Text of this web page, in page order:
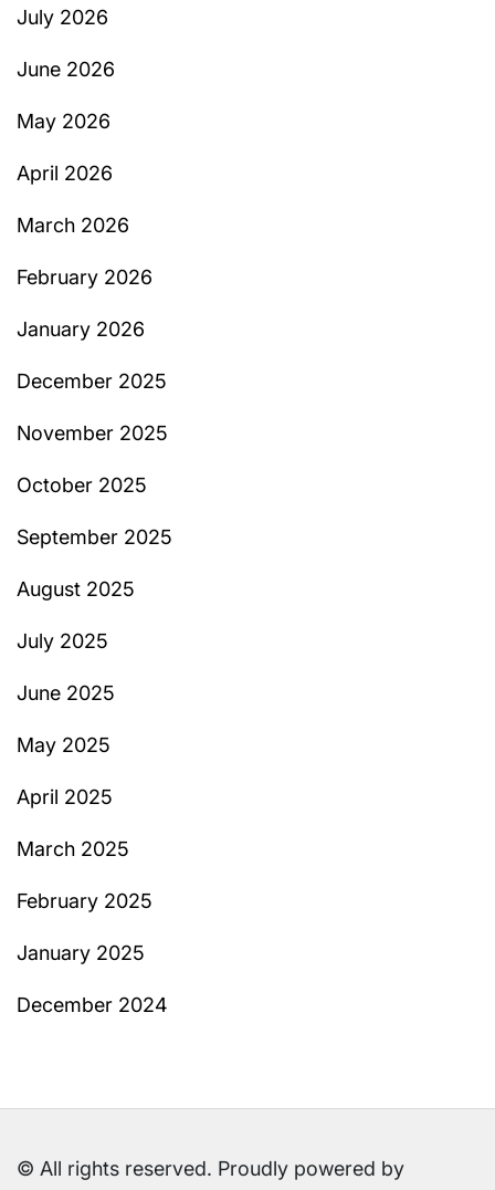
July 2026
June 2026
May 2026
April 2026
March 2026
February 2026
January 2026
December 2025
November 2025
October 2025
September 2025
August 2025
July 2025
June 2025
May 2025
April 2025
March 2025
February 2025
January 2025
December 2024
© All rights reserved. Proudly powered by